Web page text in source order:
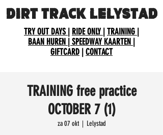
DIRT TRACK LELYSTAD
TRY OUT DAYS RIDE ONLY TRAINING
BAAN HUREN
| SPEEDWAY KAARTEN
GIFTCARD CONTACT
TRAINING free practice
OCTOBER 7 (1)
za 07 okt
  |
Lelystad